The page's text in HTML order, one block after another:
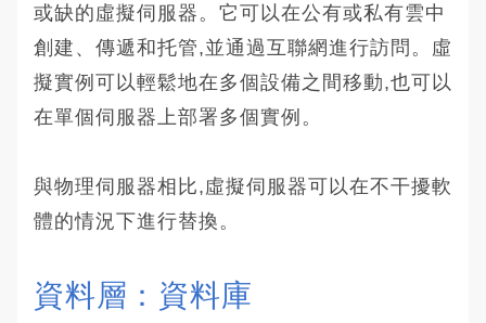
或缺的虛擬伺服器。它可以在公有或私有雲中
創建、傳遞和托管,並通過互聯網進行訪問。虛
擬實例可以輕鬆地在多個設備之間移動,也可以
在單個伺服器上部署多個實例。
與物理伺服器相比,虛擬伺服器可以在不干擾軟
體的情況下進行替換。
資料層：資料庫